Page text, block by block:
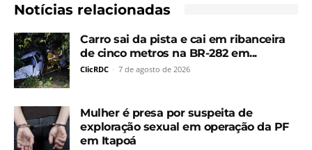
Notícias relacionadas
Carro sai da pista e cai em ribanceira
de cinco metros na BR-282 em...
ClicRDC - 7 de agosto de 2026
Mulher é presa por suspeita de
exploração sexual em operação da PF
em Itapoá